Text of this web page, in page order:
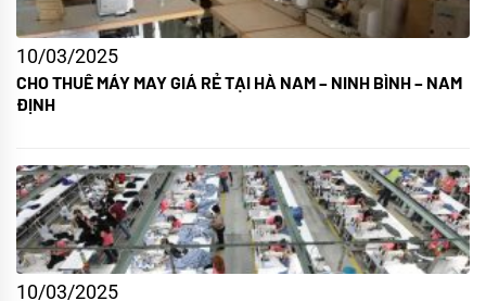
10/03/2025
CHO THUÊ MÁY MAY GIÁ RẺ TẠI HÀ NAM – NINH BÌNH – NAM
ĐỊNH
10/03/2025